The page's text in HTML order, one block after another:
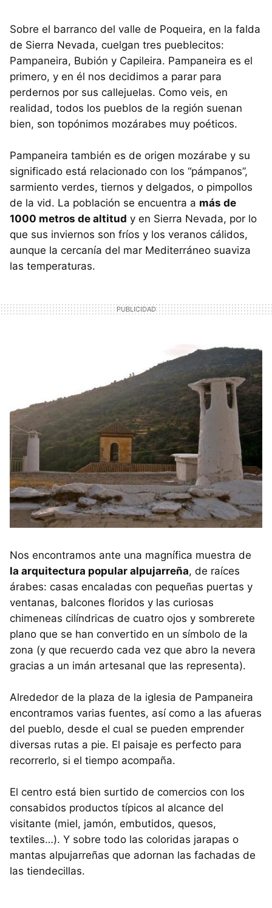
Sobre el barranco del valle de Poqueira, en la falda
de Sierra Nevada, cuelgan tres pueblecitos:
Pampaneira, Bubión y Capileira. Pampaneira es el
primero, y en él nos decidimos a parar para
perdernos por sus callejuelas. Como veis, en
realidad, todos los pueblos de la región suenan
bien, son topónimos mozárabes muy poéticos.
Pampaneira también es de origen mozárabe y su
significado está relacionado con los “pámpanos”,
sarmiento verdes, tiernos y delgados, o pimpollos
de la vid. La población se encuentra a más de
1000 metros de altitud y en Sierra Nevada, por lo
que sus inviernos son fríos y los veranos cálidos,
aunque la cercanía del mar Mediterráneo suaviza
las temperaturas.
Nos encontramos ante una magnífica muestra de
la arquitectura popular alpujarreña, de raíces
árabes: casas encaladas con pequeñas puertas y
ventanas, balcones floridos y las curiosas
chimeneas cilíndricas de cuatro ojos y sombrerete
plano que se han convertido en un símbolo de la
zona (y que recuerdo cada vez que abro la nevera
gracias a un imán artesanal que las representa).
Alrededor de la plaza de la iglesia de Pampaneira
encontramos varias fuentes, así como a las afueras
del pueblo, desde el cual se pueden emprender
diversas rutas a pie. El paisaje es perfecto para
recorrerlo, si el tiempo acompaña.
El centro está bien surtido de comercios con los
consabidos productos típicos al alcance del
visitante (miel, jamón, embutidos, quesos,
textiles…). Y sobre todo las coloridas jarapas o
mantas alpujarreñas que adornan las fachadas de
las tiendecillas.